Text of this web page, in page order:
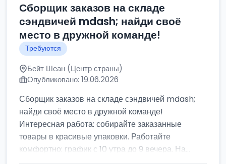
Сборщик заказов на складе
сэндвичей mdash; найди своё
место в дружной команде!
Требуются
Бейт Шеан (Центр страны)
Опубликовано: 19.06.2026
Сборщик заказов на складе сэндвичей mdash;
найди своё место в дружной команде!
Интересная работа: собирайте заказанные
товары в красивые упаковки. Работайте
комфортно: график с 10 утра до 9 вечера. На...